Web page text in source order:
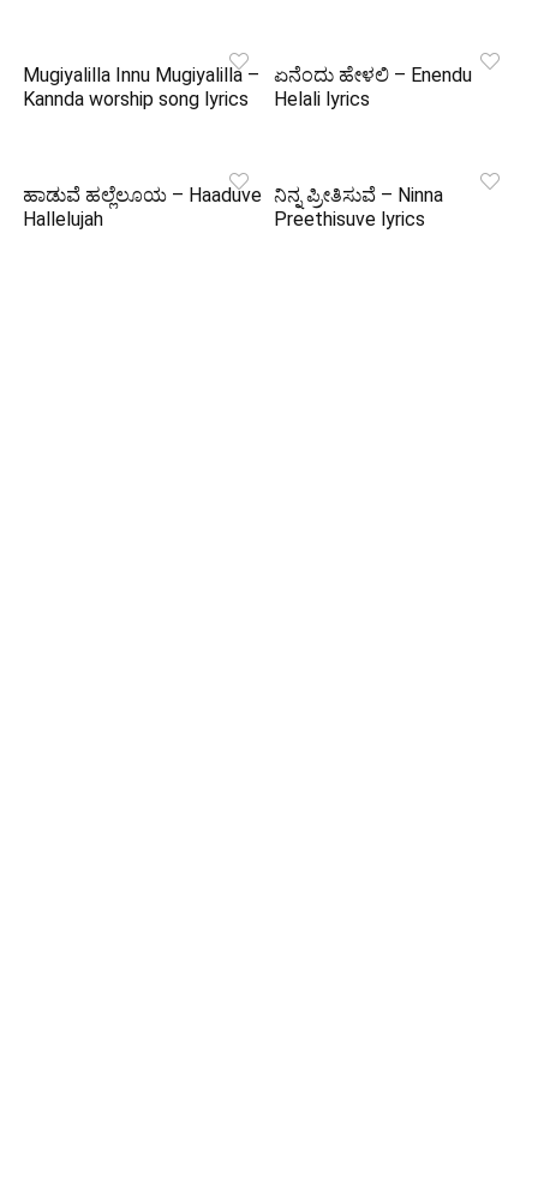
Mugiyalilla Innu Mugiyalilla –
Kannda worship song lyrics
ಏನೆಂದು ಹೇಳಲಿ – Enendu
Helali lyrics
ಹಾಡುವೆ ಹಲ್ಲೆಲೂಯ – Haaduve
Hallelujah
ನಿನ್ನ ಪ್ರೀತಿಸುವೆ – Ninna
Preethisuve lyrics